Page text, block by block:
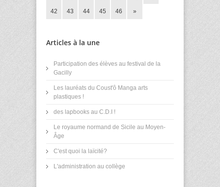
42 43 44 45 46 »
Articles à la une
Participation des élèves au festival de la
Gacilly
Les lauréats du Coust'ô Manga arts
plastiques !
des lapbooks au C.D.I !
Le royaume normand de Sicile au Moyen-
Âge
C'est quoi la laïcité?
L'administration au collège